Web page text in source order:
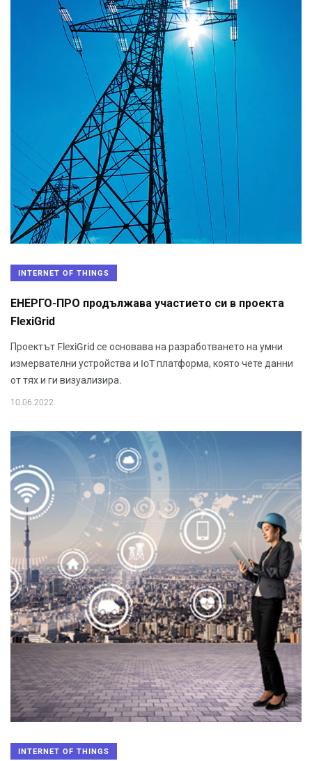
INTERNET OF THINGS
ЕНЕРГО-ПРО продължава участието си в проекта
FlexiGrid
Проектът FlexiGrid се основава на разработването на умни
измервателни устройства и IoT платформа, която чете данни
от тях и ги визуализира.
10.06.2022
INTERNET OF THINGS